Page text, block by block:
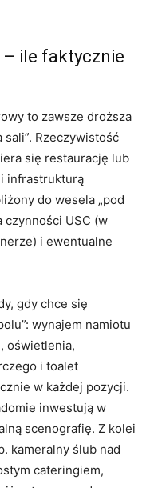
– ile faktycznie
to zawsze droższa
Rzeczywistość
się restaurację lub
i infrastrukturą
do wesela „pod
czynności USC (w
i ewentualne
gdy chce się
wynajem namiotu
oświetlenia,
i toalet
w każdej pozycji.
inwestują w
scenografię. Z kolei
kameralny ślub nad
cateringiem,